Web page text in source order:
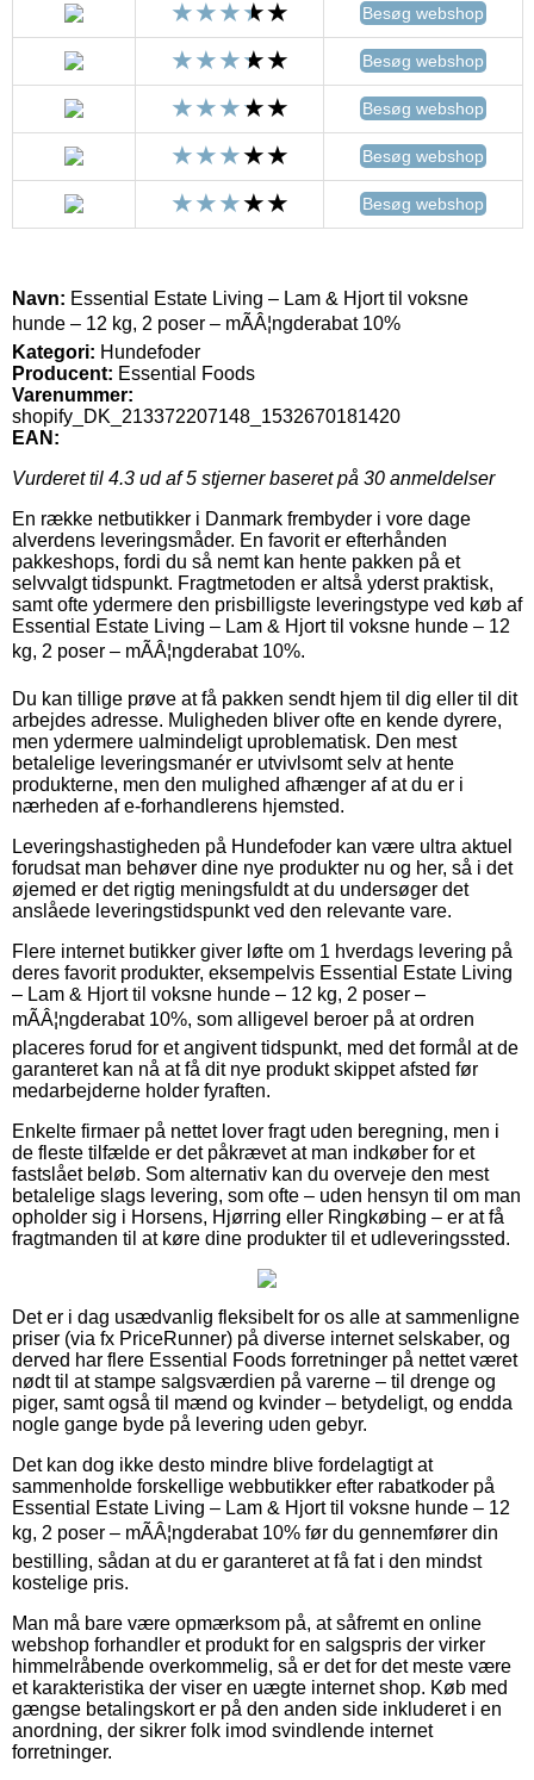
Besøg webshop
Besøg webshop
Besøg webshop
Besøg webshop
Besøg webshop
Navn: Essential Estate Living – Lam & Hjort til voksne
hunde – 12 kg, 2 poser – mÃÂ¦ngderabat 10%
Kategori: Hundefoder
Producent: Essential Foods
Varenummer:
shopify_DK_213372207148_1532670181420
EAN:
Vurderet til 4.3 ud af 5 stjerner baseret på 30 anmeldelser
En række netbutikker i Danmark frembyder i vore dage
alverdens leveringsmåder. En favorit er efterhånden
pakkeshops, fordi du så nemt kan hente pakken på et
selvvalgt tidspunkt. Fragtmetoden er altså yderst praktisk,
samt ofte ydermere den prisbilligste leveringstype ved køb af
Essential Estate Living – Lam & Hjort til voksne hunde – 12
kg, 2 poser – mÃÂ¦ngderabat 10%.
Du kan tillige prøve at få pakken sendt hjem til dig eller til dit
arbejdes adresse. Muligheden bliver ofte en kende dyrere,
men ydermere ualmindeligt uproblematisk. Den mest
betalelige leveringsmanér er utvivlsomt selv at hente
produkterne, men den mulighed afhænger af at du er i
nærheden af e-forhandlerens hjemsted.
Leveringshastigheden på Hundefoder kan være ultra aktuel
forudsat man behøver dine nye produkter nu og her, så i det
øjemed er det rigtig meningsfuldt at du undersøger det
anslåede leveringstidspunkt ved den relevante vare.
Flere internet butikker giver løfte om 1 hverdags levering på
deres favorit produkter, eksempelvis Essential Estate Living
– Lam & Hjort til voksne hunde – 12 kg, 2 poser –
mÃÂ¦ngderabat 10%, som alligevel beroer på at ordren
placeres forud for et angivent tidspunkt, med det formål at de
garanteret kan nå at få dit nye produkt skippet afsted før
medarbejderne holder fyraften.
Enkelte firmaer på nettet lover fragt uden beregning, men i
de fleste tilfælde er det påkrævet at man indkøber for et
fastslået beløb. Som alternativ kan du overveje den mest
betalelige slags levering, som ofte – uden hensyn til om man
opholder sig i Horsens, Hjørring eller Ringkøbing – er at få
fragtmanden til at køre dine produkter til et udleveringssted.
Det er i dag usædvanlig fleksibelt for os alle at sammenligne
priser (via fx PriceRunner) på diverse internet selskaber, og
derved har flere Essential Foods forretninger på nettet været
nødt til at stampe salgsværdien på varerne – til drenge og
piger, samt også til mænd og kvinder – betydeligt, og endda
nogle gange byde på levering uden gebyr.
Det kan dog ikke desto mindre blive fordelagtigt at
sammenholde forskellige webbutikker efter rabatkoder på
Essential Estate Living – Lam & Hjort til voksne hunde – 12
kg, 2 poser – mÃÂ¦ngderabat 10% før du gennemfører din
bestilling, sådan at du er garanteret at få fat i den mindst
kostelige pris.
Man må bare være opmærksom på, at såfremt en online
webshop forhandler et produkt for en salgspris der virker
himmelråbende overkommelig, så er det for det meste være
et karakteristika der viser en uægte internet shop. Køb med
gængse betalingskort er på den anden side inkluderet i en
anordning, der sikrer folk imod svindlende internet
forretninger.